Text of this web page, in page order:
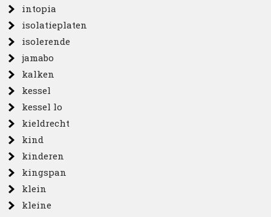
intopia
isolatieplaten
isolerende
jamabo
kalken
kessel
kessel lo
kieldrecht
kind
kinderen
kingspan
klein
kleine